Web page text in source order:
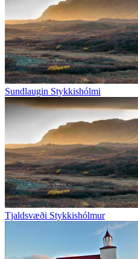
Sundlaugin Stykkishólmi
Tjaldsvæði Stykkishólmur